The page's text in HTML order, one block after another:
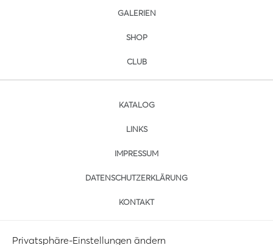
GALERIEN
SHOP
CLUB
KATALOG
LINKS
IMPRESSUM
DATENSCHUTZERKLÄRUNG
KONTAKT
Privatsphäre-Einstellungen ändern